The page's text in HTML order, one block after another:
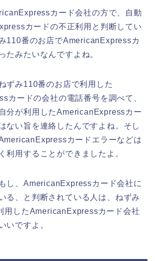
カード会社の方で、自動
カードの不正利用と判断してい
110番のお店でAmericanExpressカ
たみたいなんですよね。
ずみ110番のお店で利用した
カードの会社の電話番号を調べて、
分が利用したAmericanExpressカー
ない旨を連絡したんですよね。そし
カードエラーなどは
利用することができましたよ。
し、AmericanExpressカード会社に
る、と判断されている人は、ねずみ
用したAmericanExpressカード会社
いですよ。